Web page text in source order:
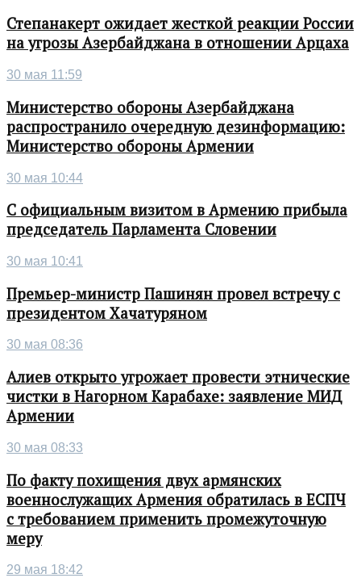
Степанакерт ожидает жесткой реакции России
на угрозы Азербайджана в отношении Арцаха
30 мая 11:59
Министерство обороны Азербайджана
распространило очередную дезинформацию:
Министерство обороны Армении
30 мая 10:44
С официальным визитом в Армению прибыла
председатель Парламента Словении
30 мая 10:41
Премьер-министр Пашинян провел встречу с
президентом Хачатуряном
30 мая 08:36
Алиев открыто угрожает провести этнические
чистки в Нагорном Карабахе: заявление МИД
Армении
30 мая 08:33
По факту похищения двух армянских
военнослужащих Армения обратилась в ЕСПЧ
с требованием применить промежуточную
меру
29 мая 18:42